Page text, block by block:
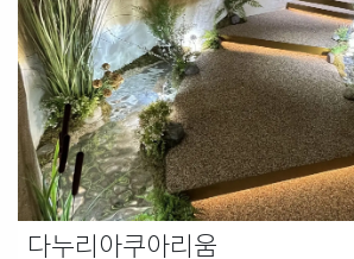
다누리아쿠아리움